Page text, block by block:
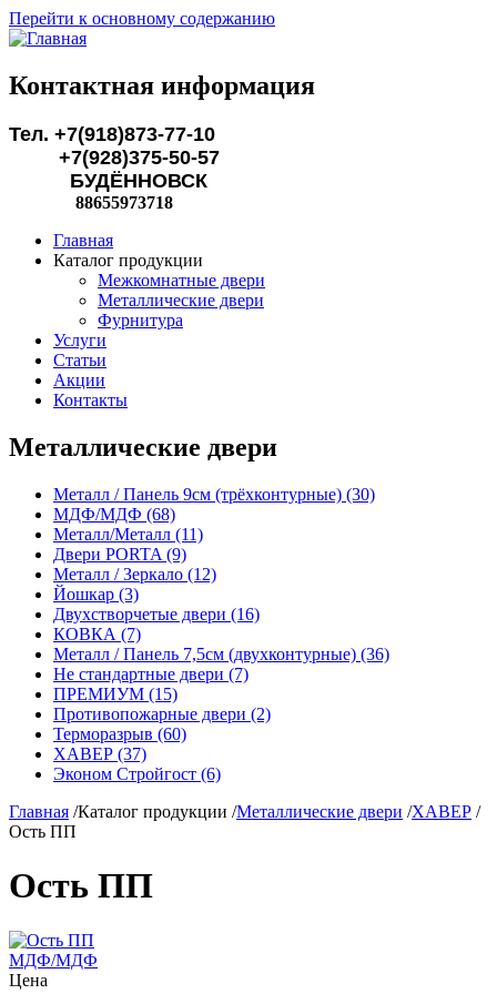
Перейти к основному содержанию
Контактная информация
Тел. +7(918)873-77-10
+7(928)375-50-57
БУДЁННОВСК
88655973718
Главная
Каталог продукции
Межкомнатные двери
Металлические двери
Фурнитура
Услуги
Статьи
Акции
Контакты
Металлические двери
Металл / Панель 9см (трёхконтурные) (30)
МДФ/МДФ (68)
Металл/Металл (11)
Двери PORTA (9)
Металл / Зеркало (12)
Йошкар (3)
Двухстворчетые двери (16)
КОВКА (7)
Металл / Панель 7,5см (двухконтурные) (36)
Не стандартные двери (7)
ПРЕМИУМ (15)
Противопожарные двери (2)
Терморазрыв (60)
ХАВЕР (37)
Эконом Стройгост (6)
Главная /Каталог продукции /Металлические двери /ХАВЕР /
Ость ПП
Ость ПП
МДФ/МДФ
Цена